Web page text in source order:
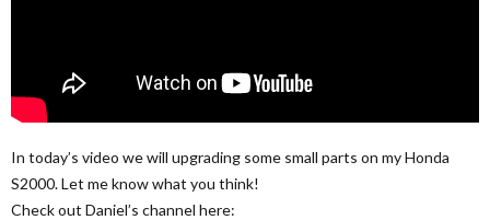
In today’s video we will upgrading some small parts on my Honda
S2000. Let me know what you think!
Check out Daniel’s channel here: